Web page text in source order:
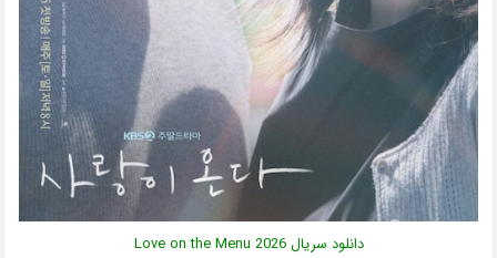
دانلود سریال Love on the Menu 2026